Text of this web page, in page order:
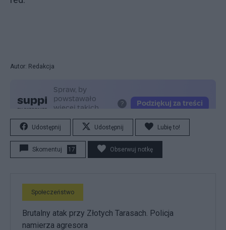
Autor: Redakcja
Udostępnij Udostępnij Lubię to!
Skomentuj 17 Obserwuj notkę
Społeczeństwo
Brutalny atak przy Złotych Tarasach. Policja
namierza agresora